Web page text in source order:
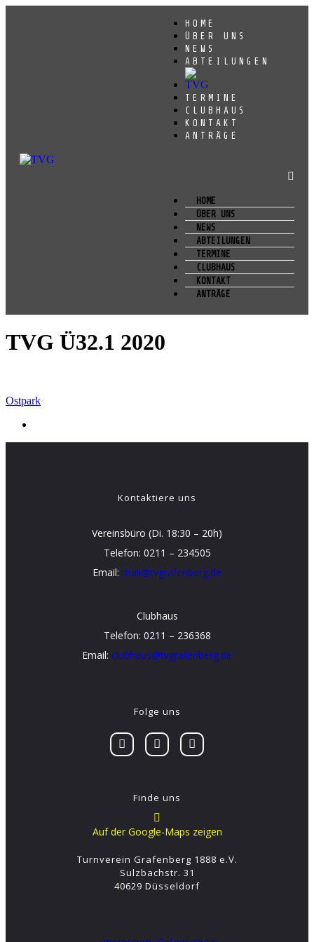
HOME
ÜBER UNS
NEWS
ABTEILUNGEN
TERMINE
CLUBHAUS
KONTAKT
ANTRÄGE
HOME
ÜBER UNS
NEWS
ABTEILUNGEN
TERMINE
CLUBHAUS
KONTAKT
ANTRÄGE
TVG Ü32.1 2020
Ostpark
Kontaktiere uns
Vereinsbüro (Di. 18:30 – 20h)
Telefon: 0211 – 234505
Email: mail@tvgrafenberg.de
Clubhaus
Telefon: 0211 – 236368
Email: clubhaus@tvgrafenberg.de
Folge uns
Finde uns
Auf der Google-Maps zeigen
Turnverein Grafenberg 1888 e.V.
Sulzbachstr. 31
40629 Düsseldorf